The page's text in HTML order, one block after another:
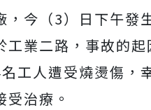
今（3）日下午發
業二路，事故的
工人遭受燒燙傷，
治療。